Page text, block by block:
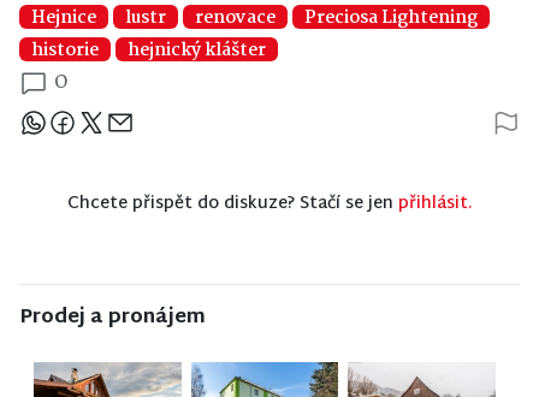
Hejnice lustr renovace
Preciosa Lightening
historie
hejnický klášter
0
Sdílejte článek
Chcete přispět do diskuze? Stačí se jen přihlásit.
Prodej a pronájem